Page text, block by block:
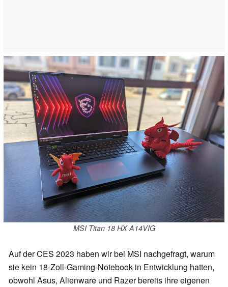
MSI Titan 18 HX A14VIG
Auf der CES 2023 haben wir bei MSI nachgefragt, warum
sie kein 18-Zoll-Gaming-Notebook in Entwicklung hatten,
obwohl Asus, Alienware und Razer bereits ihre eigenen